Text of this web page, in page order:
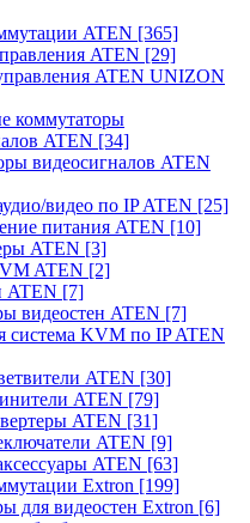
ATEN [365]
ATEN [29]
ATEN UNIZON
коммутаторы
ATEN [34]
видеосигналов ATEN
видео по IP ATEN [25]
питания ATEN [10]
ATEN [3]
ATEN [2]
ATEN [7]
видеостен ATEN [7]
система KVM по IP ATEN
ATEN [30]
ATEN [79]
ATEN [31]
ATEN [9]
ATEN [63]
Extron [199]
для видеостен Extron [6]